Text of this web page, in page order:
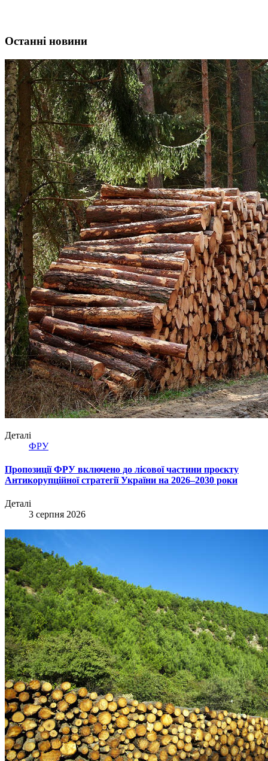
Останні новини
Деталі
ФРУ
Пропозиції ФРУ включено до лісової частини проєкту
Антикорупційної стратегії України на 2026–2030 роки
Деталі
3 серпня 2026